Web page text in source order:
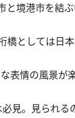
境港市を結
としては日
表情の風景が
見。見られる